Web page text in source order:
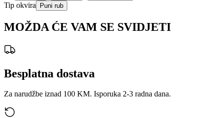
Tip okvira Puni rub
MOŽDA ĆE VAM SE SVIDJETI
Besplatna dostava
Za narudžbe iznad 100 KM. Isporuka 2-3 radna dana.